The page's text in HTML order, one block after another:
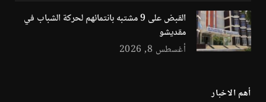
القبض على 9 مشتبه بانتمائهم لحركة الشباب في
مقديشو
أغسطس 8, 2026
أهم الاخبار